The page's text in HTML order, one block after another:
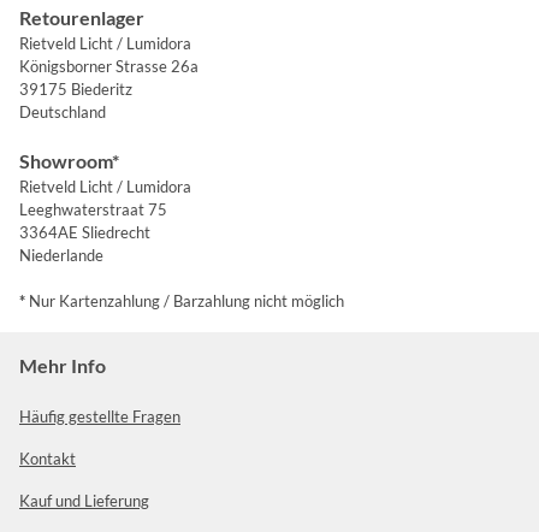
Retourenlager
Rietveld Licht / Lumidora
Königsborner Strasse 26a
39175 Biederitz
Deutschland
Showroom*
Rietveld Licht / Lumidora
Leeghwaterstraat 75
3364AE Sliedrecht
Niederlande
* Nur Kartenzahlung / Barzahlung nicht möglich
Mehr Info
Häufig gestellte Fragen
Kontakt
Kauf und Lieferung